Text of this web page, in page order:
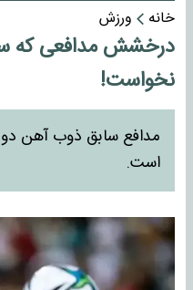
خانه
ورزش
درخشش مدافعی که
نخواست!
مدافع سابق ذوب آهن
است.